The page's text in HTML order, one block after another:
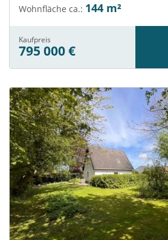
Wohnfläche ca.: 144 m²
Kaufpreis
795 000 €